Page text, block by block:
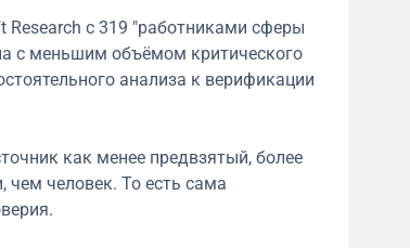
Research с 319 "работниками сферы
с меньшим объёмом критического
анализа к верификации
как менее предвзятый, более
человек. То есть сама